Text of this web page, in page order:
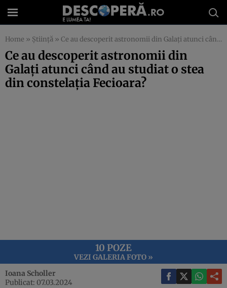
Home » Știință » Ce au descoperit astronomii din Galați atunci când au studiat o stea din constelația Fecioara?
Ce au descoperit astronomii din
Galați atunci când au studiat o stea
din constelația Fecioara?
10 POZE
VEZI GALERIA FOTO »
Ioana Scholler
Publicat: 07.03.2024